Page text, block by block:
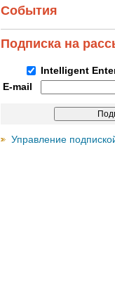
События
Подписка на
Intelligent
E-mail
Управление